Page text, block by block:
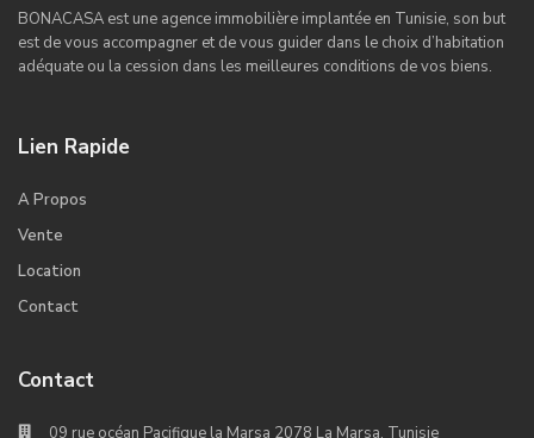
BONACASA est une agence immobilière implantée en Tunisie, son but
est de vous accompagner et de vous guider dans le choix d’habitation
adéquate ou la cession dans les meilleures conditions de vos biens.
Lien Rapide
A Propos
Vente
Location
Contact
Contact
09 rue océan Pacifique la Marsa 2078 La Marsa, Tunisie